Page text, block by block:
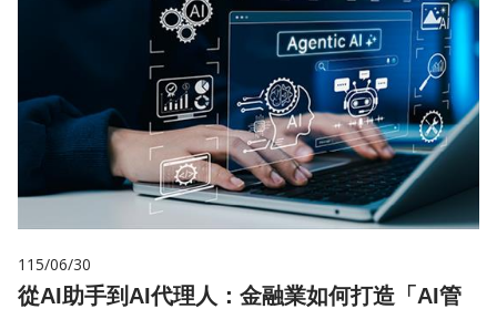
115/06/30
從AI助手到AI代理人：金融業如何打造「AI管